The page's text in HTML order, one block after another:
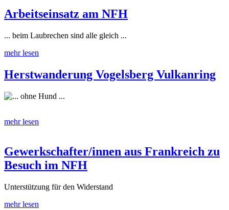
Arbeitseinsatz am NFH
... beim Laubrechen sind alle gleich ...
mehr lesen
Herstwanderung Vogelsberg Vulkanring
... ohne Hund ...
mehr lesen
Gewerkschafter/innen aus Frankreich zu
Besuch im NFH
Unterstützung für den Widerstand
mehr lesen